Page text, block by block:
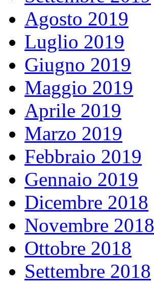
Agosto 2019
Luglio 2019
Giugno 2019
Maggio 2019
Aprile 2019
Marzo 2019
Febbraio 2019
Gennaio 2019
Dicembre 2018
Novembre 2018
Ottobre 2018
Settembre 2018